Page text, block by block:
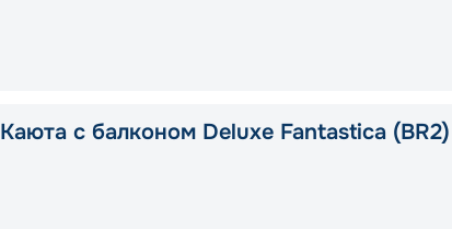
Каюта с балконом Deluxe Fantastica (BR2)